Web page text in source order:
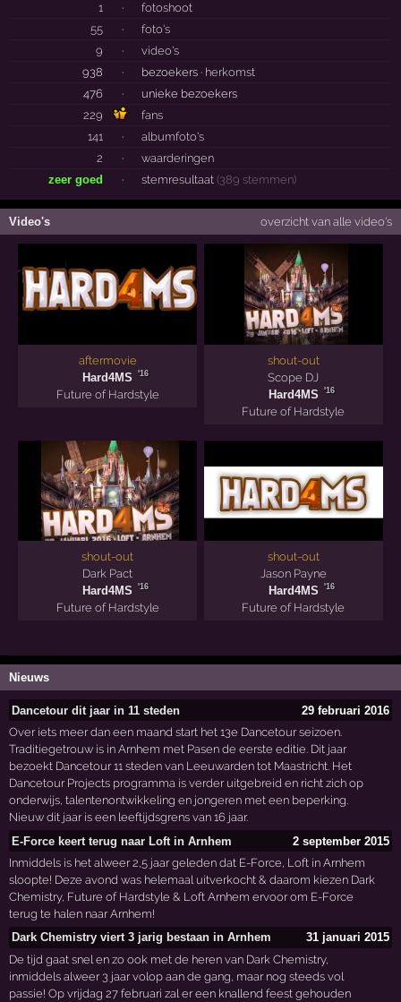
1
·
fotoshoot
55
·
foto's
9
·
video's
938
· bezoekers · herkomst
476
·
unieke bezoekers
229
fans
141
·
albumfoto's
2
·
waarderingen
zeer goed
· stemresultaat (389 stemmen)
Video's overzicht van alle video's
aftermovie
Hard4MS
'16
Future of Hardstyle
shout-out
Scope DJ
Hard4MS
'16
Future of Hardstyle
shout-out
Dark Pact
Hard4MS
'16
Future of Hardstyle
shout-out
Jason Payne
Hard4MS
'16
Future of Hardstyle
Nieuws
Dancetour dit jaar in 11 steden
29 februari 2016
Over iets meer dan een maand start het 13e Dancetour seizoen.
Traditiegetrouw is in Arnhem met Pasen de eerste editie. Dit jaar
bezoekt Dancetour 11 steden van Leeuwarden tot Maastricht. Het
Dancetour Projects programma is verder uitgebreid en richt zich op
onderwijs, talentenontwikkeling en jongeren met een beperking.
Nieuw dit jaar is een leeftijdsgrens van 16 jaar.
E-Force keert terug naar Loft in Arnhem
2 september 2015
Inmiddels is het alweer 2,5 jaar geleden dat E-Force, Loft in Arnhem
sloopte! Deze avond was helemaal uitverkocht & daarom kiezen Dark
Chemistry, Future of Hardstyle & Loft Arnhem ervoor om E-Force
terug te halen naar Arnhem!
Dark Chemistry viert 3 jarig bestaan in Arnhem
31 januari 2015
De tijd gaat snel en zo ook met de heren van Dark Chemistry,
inmiddels alweer 3 jaar volop aan de gang, maar nog steeds vol
passie! Op vrijdag 27 februari zal er een knallend feest gehouden